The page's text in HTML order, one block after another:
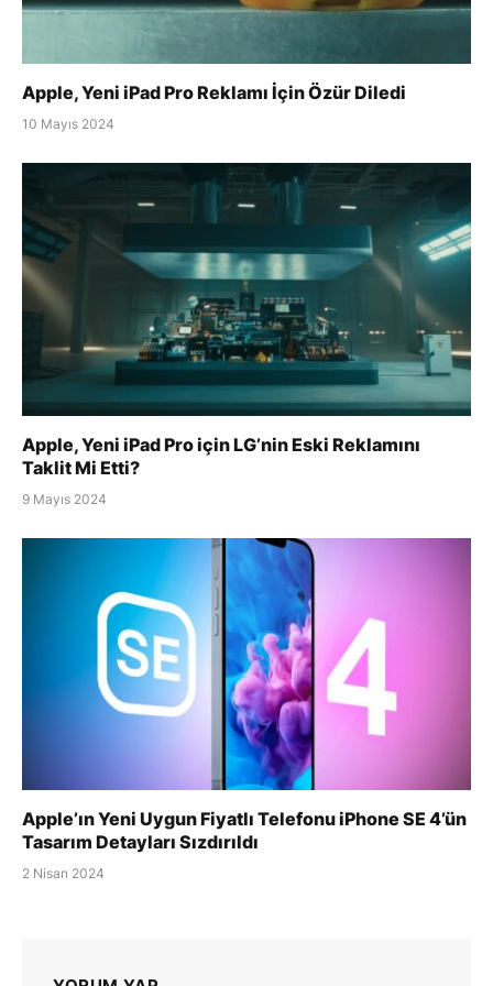
Apple, Yeni iPad Pro Reklamı İçin Özür Diledi
10 Mayıs 2024
Apple, Yeni iPad Pro için LG’nin Eski Reklamını
Taklit Mi Etti?
9 Mayıs 2024
Apple’ın Yeni Uygun Fiyatlı Telefonu iPhone SE 4’ün
Tasarım Detayları Sızdırıldı
2 Nisan 2024